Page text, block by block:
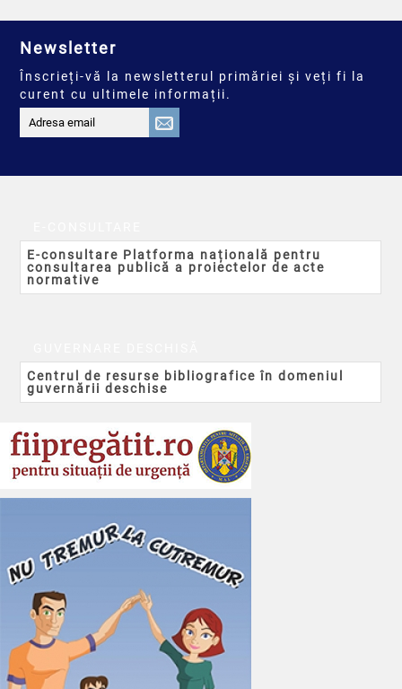
Newsletter
Înscrieți-vă la newsletterul primăriei și veți fi la
curent cu ultimele informații.
E-consultare Platforma națională pentru
consultarea publică a proiectelor de acte
normative
Centrul de resurse bibliografice în domeniul
guvernării deschise